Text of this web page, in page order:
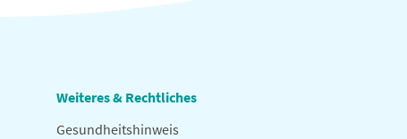
Weiteres & Rechtliches
Gesundheitshinweis